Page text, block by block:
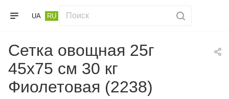
UA RU
Сетка овощная 25г
45х75 см 30 кг
Фиолетовая (2238)